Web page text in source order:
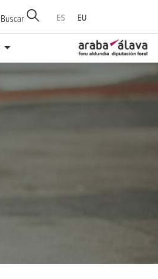
Buscar ES EU